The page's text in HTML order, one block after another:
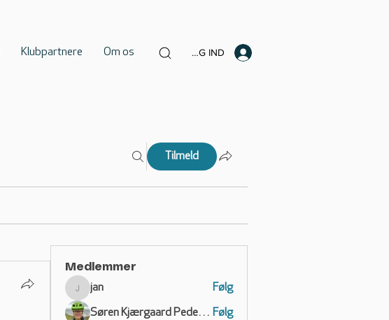
Klubpartnere Om os LOG IND
Tilmeld
Medlemmer
jan
jan Følg
Søren Kjærgaard Pedersen Følg